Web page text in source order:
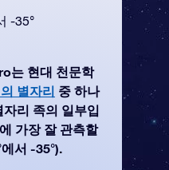
-35°
는 현대 천문학
별자리 중 하나
리 족의 일부입
가장 잘 관측할
서 -35°).